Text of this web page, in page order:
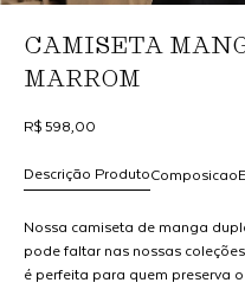
CAMISETA
MARROM
R$ 598,00
Composicao
Descrição Produto
Nossa camiseta de manga
pode faltar nas nossas
é perfeita para quem preserva